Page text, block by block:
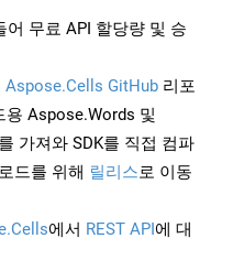
어 무료 API 할당량 및 승
Aspose.Cells GitHub 리포
Aspose.Words 및
가져와 SDK를 직접 컴파
드를 위해 릴리스로 이동
에서 REST API에 대